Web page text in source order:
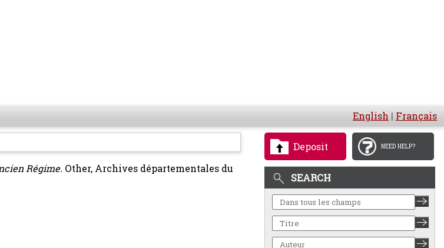
English | Français
Deposit NEED HELP?
SEARCH
Régime. Other, Archives départementales du